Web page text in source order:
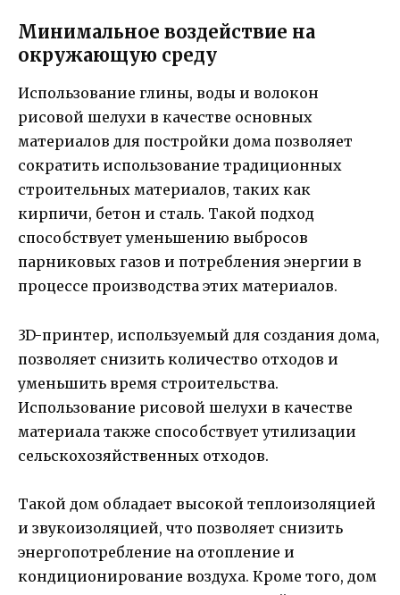
Минимальное воздействие на
окружающую среду
Использование глины, воды и волокон
рисовой шелухи в качестве основных
материалов для постройки дома позволяет
сократить использование традиционных
строительных материалов, таких как
кирпичи, бетон и сталь. Такой подход
способствует уменьшению выбросов
парниковых газов и потребления энергии в
процессе производства этих материалов.
3D-принтер, используемый для создания дома,
позволяет снизить количество отходов и
уменьшить время строительства.
Использование рисовой шелухи в качестве
материала также способствует утилизации
сельскохозяйственных отходов.
Такой дом обладает высокой теплоизоляцией
и звукоизоляцией, что позволяет снизить
энергопотребление на отопление и
кондиционирование воздуха. Кроме того, дом